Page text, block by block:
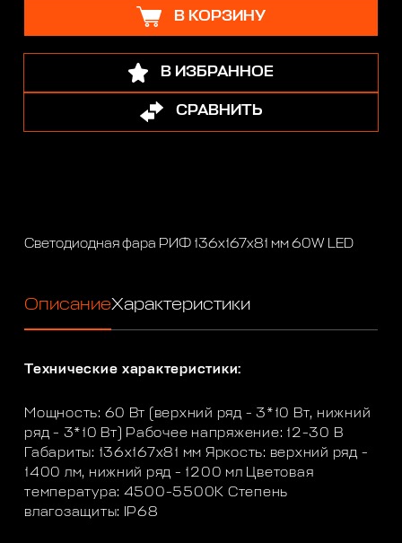
В КОРЗИНУ
В ИЗБРАННОЕ
СРАВНИТЬ
Светодиодная фара РИФ 136х167х81 мм 60W LED
ОписаниеХарактеристики
Технические характеристики:
Мощность: 60 Вт (верхний ряд - 3*10 Вт, нижний
ряд - 3*10 Вт) Рабочее напряжение: 12-30 В
Габариты: 136х167х81 мм Яркость: верхний ряд -
1400 лм, нижний ряд - 1200 мл Цветовая
температура: 4500-5500K Степень
влагозащиты: IP68